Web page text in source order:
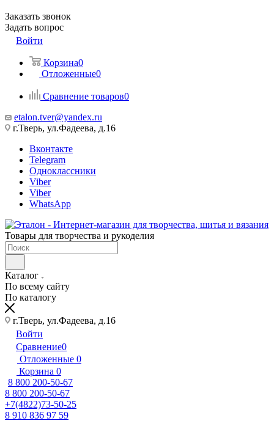
Заказать звонок
Задать вопрос
Войти
Корзина0
Отложенные0
Сравнение товаров0
etalon.tver@yandex.ru
г.Тверь, ул.Фадеева, д.16
Вконтакте
Telegram
Одноклассники
Viber
Viber
WhatsApp
Товары для творчества и рукоделия
Каталог
По всему сайту
По каталогу
г.Тверь, ул.Фадеева, д.16
Войти
Сравнение0
Отложенные 0
Корзина 0
8 800 200-50-67
8 800 200-50-67
+7(4822)73-50-25
8 910 836 97 59